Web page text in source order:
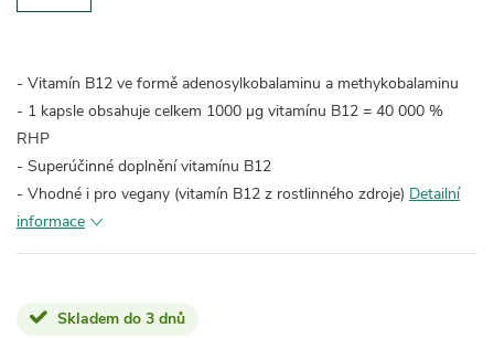
- Vitamín B12 ve formě adenosylkobalaminu a methykobalaminu
- 1 kapsle obsahuje celkem 1000 µg vitamínu B12 = 40 000 %
RHP
- Superúčinné doplnění vitamínu B12
- Vhodné i pro vegany (vitamín B12 z rostlinného zdroje) Detailní
informace
Skladem do 3 dnů